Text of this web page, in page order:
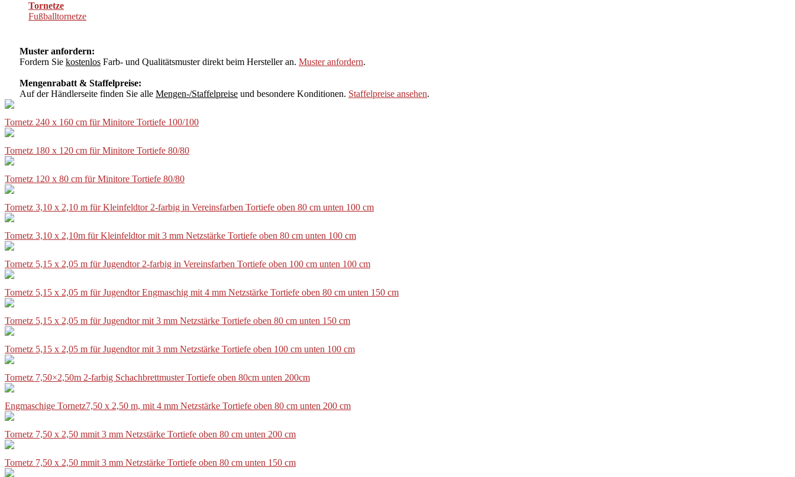
Tornetze
Fußballtornetze
Muster anfordern:
Fordern Sie kostenlos Farb- und Qualitätsmuster direkt beim Hersteller an. Muster anfordern.
Mengenrabatt & Staffelpreise:
Auf der Händlerseite finden Sie alle Mengen-/Staffelpreise und besondere Konditionen. Staffelpreise ansehen.
Tornetz 240 x 160 cm für Minitore Tortiefe 100/100
Tornetz 180 x 120 cm für Minitore Tortiefe 80/80
Tornetz 120 x 80 cm für Minitore Tortiefe 80/80
Tornetz 3,10 x 2,10 m für Kleinfeldtor 2-farbig in Vereinsfarben Tortiefe oben 80 cm unten 100 cm
Tornetz 3,10 x 2,10m für Kleinfeldtor mit 3 mm Netzstärke Tortiefe oben 80 cm unten 100 cm
Tornetz 5,15 x 2,05 m für Jugendtor 2-farbig in Vereinsfarben Tortiefe oben 100 cm unten 100 cm
Tornetz 5,15 x 2,05 m für Jugendtor Engmaschig mit 4 mm Netzstärke Tortiefe oben 80 cm unten 150 cm
Tornetz 5,15 x 2,05 m für Jugendtor mit 3 mm Netzstärke Tortiefe oben 80 cm unten 150 cm
Tornetz 5,15 x 2,05 m für Jugendtor mit 3 mm Netzstärke Tortiefe oben 100 cm unten 100 cm
Tornetz 7,50×2,50m 2-farbig Schachbrettmuster Tortiefe oben 80cm unten 200cm
Engmaschige Tornetz7,50 x 2,50 m, mit 4 mm Netzstärke Tortiefe oben 80 cm unten 200 cm
Tornetz 7,50 x 2,50 mmit 3 mm Netzstärke Tortiefe oben 80 cm unten 200 cm
Tornetz 7,50 x 2,50 mmit 3 mm Netzstärke Tortiefe oben 80 cm unten 150 cm